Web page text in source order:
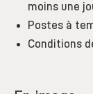
moins une
Postes à
Conditions